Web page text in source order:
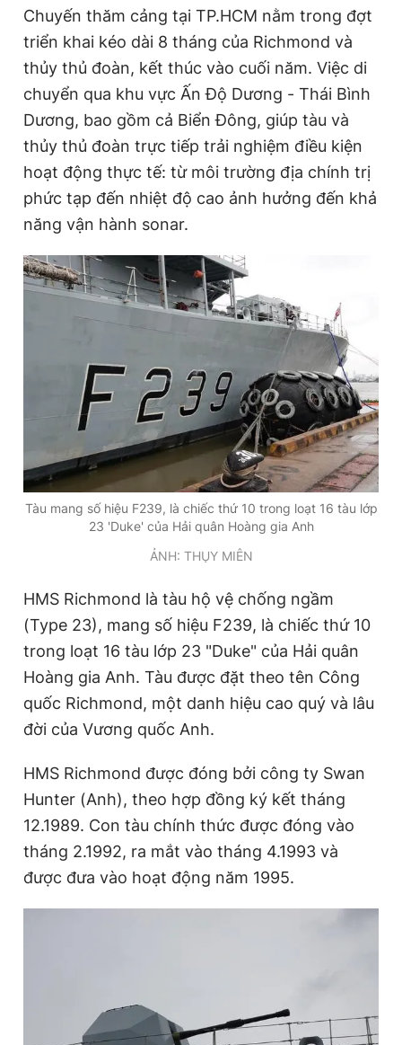
Chuyến thăm cảng tại TP.HCM nằm trong đợt
triển khai kéo dài 8 tháng của Richmond và
thủy thủ đoàn, kết thúc vào cuối năm. Việc di
chuyển qua khu vực Ấn Độ Dương - Thái Bình
Dương, bao gồm cả Biển Đông, giúp tàu và
thủy thủ đoàn trực tiếp trải nghiệm điều kiện
hoạt động thực tế: từ môi trường địa chính trị
phức tạp đến nhiệt độ cao ảnh hưởng đến khả
năng vận hành sonar.
Tàu mang số hiệu F239, là chiếc thứ 10 trong loạt 16 tàu lớp
23 'Duke' của Hải quân Hoàng gia Anh
ẢNH: THỤY MIÊN
HMS Richmond là tàu hộ vệ chống ngầm
(Type 23), mang số hiệu F239, là chiếc thứ 10
trong loạt 16 tàu lớp 23 "Duke" của Hải quân
Hoàng gia Anh. Tàu được đặt theo tên Công
quốc Richmond, một danh hiệu cao quý và lâu
đời của Vương quốc Anh.
HMS Richmond được đóng bởi công ty Swan
Hunter (Anh), theo hợp đồng ký kết tháng
12.1989. Con tàu chính thức được đóng vào
tháng 2.1992, ra mắt vào tháng 4.1993 và
được đưa vào hoạt động năm 1995.